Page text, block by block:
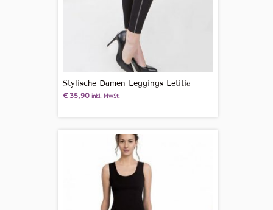
Stylische Damen Leggings Letitia
€35,90 inkl. MwSt.